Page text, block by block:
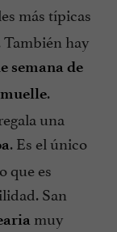
más típicas
hay
semana de
muelle.
una
. Es el único
que es
San
muy